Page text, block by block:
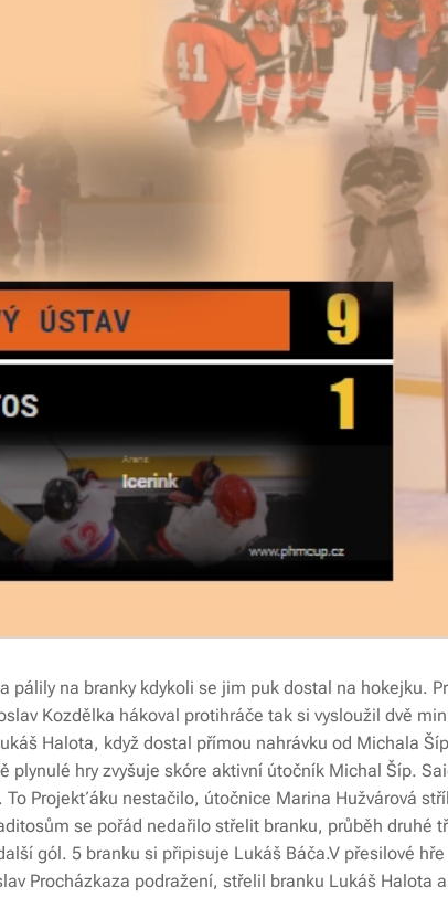
na branky kdykoli se jim puk dostal na hokejku.
Kozdělka hákoval protihráče tak si vysloužil dvě
Halota, když dostal přímou nahrávku od Michala
hry zvyšuje skóre aktivní útočník Michal Šíp.
Projekťáku nestačilo, útočnice Marina Hužvárová
se pořád nedařilo střelit branku, průběh druhé
gól. 5 branku si připisuje Lukáš Báča.V přesilové hře
Procházkaza podražení, střelil branku Lukáš Halota